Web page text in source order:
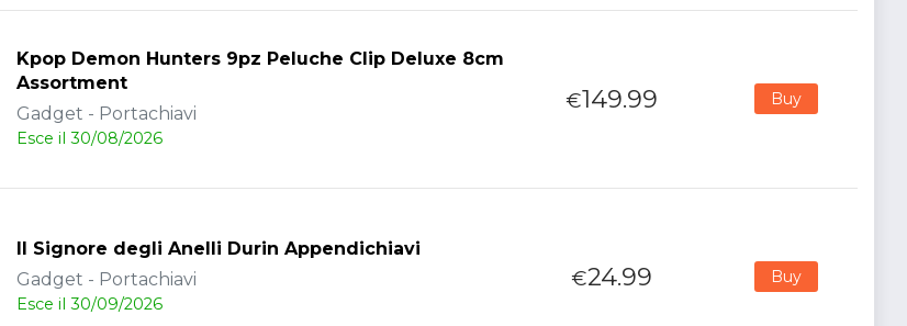
Kpop Demon Hunters 9pz Peluche Clip Deluxe 8cm
Assortment
Gadget - Portachiavi
Esce il 30/08/2026
€149.99 Buy
Il Signore degli Anelli Durin Appendichiavi
Gadget - Portachiavi
Esce il 30/09/2026
€24.99 Buy